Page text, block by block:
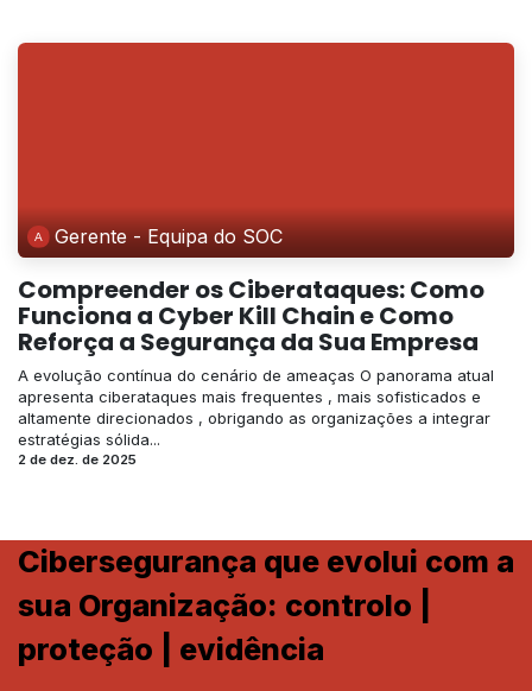
Gerente - Equipa do SOC
Compreender os Ciberataques: Como
Funciona a Cyber Kill Chain e Como
Reforça a Segurança da Sua Empresa
A evolução contínua do cenário de ameaças O panorama atual
apresenta ciberataques mais frequentes , mais sofisticados e
altamente direcionados , obrigando as organizações a integrar
estratégias sólida...
2 de dez. de 2025
Cibersegurança que evolui com a
sua Organização: controlo |
proteção | evidência